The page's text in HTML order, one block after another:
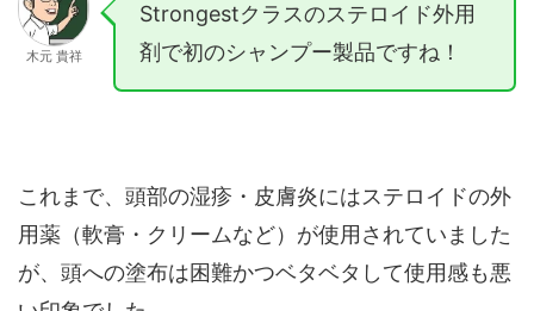
木元 貴祥
Strongestクラスのステロイド外用
剤で初のシャンプー製品ですね！
これまで、頭部の湿疹・皮膚炎にはステロイドの外
用薬（軟膏・クリームなど）が使用されていました
が、頭への塗布は困難かつベタベタして使用感も悪